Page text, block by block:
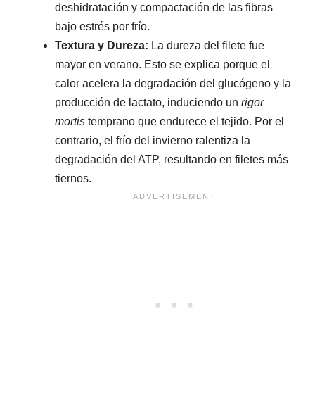
deshidratación y compactación de las fibras
bajo estrés por frío.
Textura y Dureza: La dureza del filete fue
mayor en verano. Esto se explica porque el
calor acelera la degradación del glucógeno y la
producción de lactato, induciendo un rigor
mortis temprano que endurece el tejido. Por el
contrario, el frío del invierno ralentiza la
degradación del ATP, resultando en filetes más
tiernos.